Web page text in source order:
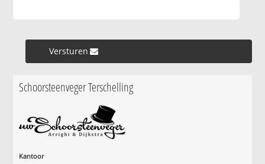
Versturen »
Schoorsteenveger Terschelling
Kantoor